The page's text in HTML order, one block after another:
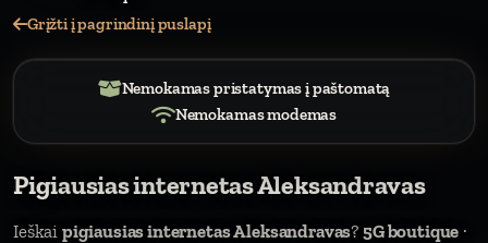
Grįžti į pagrindinį puslapį
Nemokamas pristatymas į paštomatą
Nemokamas modemas
Pigiausias internetas Aleksandravas
Ieškai pigiausias internetas Aleksandravas? 5G boutique ·